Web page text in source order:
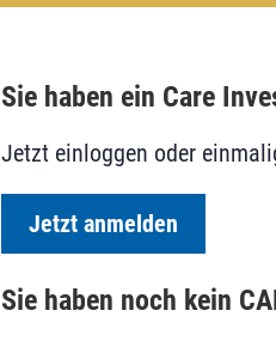
Sie haben ein Care
Jetzt einloggen oder
Jetzt anmelden
Sie haben noch kein